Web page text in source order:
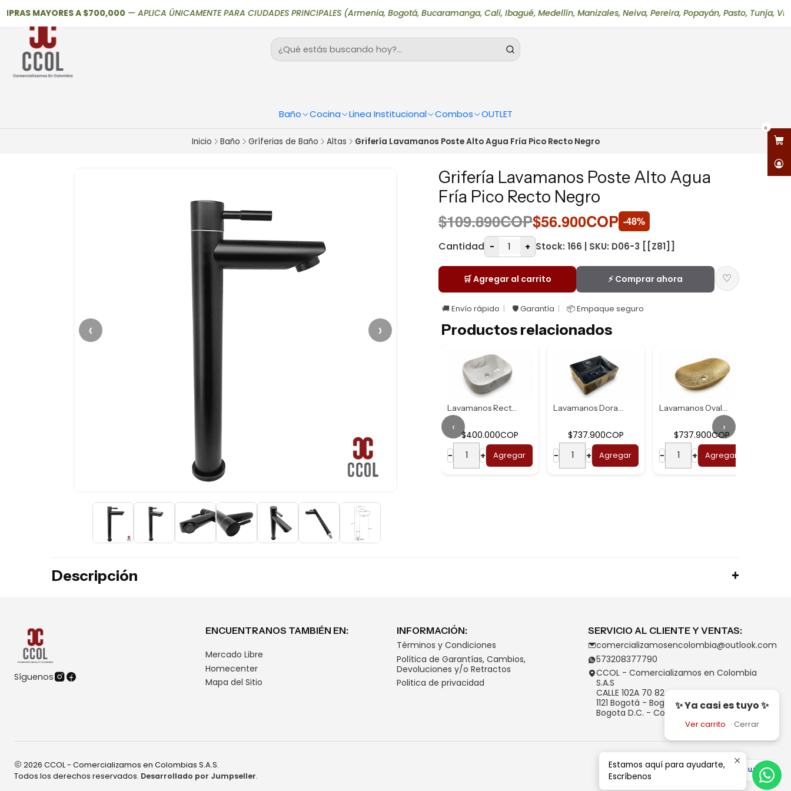
Baño Cocina Linea Institucional Combos OUTLET
0
MAYORES A $700,000—APLICA ÚNICAMENTE PARA CIUDADES PRINCIPALES (Armenia, Bogotá, Bucaramanga, Cali, Ibagué, Medellín, Manizales, Neiva, Pereira, Popayán, Pasto, Tunja,
Inicio Baño Gríferias de Baño Altas Grifería Lavamanos Poste Alto Agua Fría Pico Recto Negro
‹ ›
Grifería Lavamanos Poste Alto Agua
Fría Pico Recto Negro
$109.890COP$56.900COP -48%
Cantidad - + Stock: 166 | SKU: D06-3 [[Z81]]
🛒 Agregar al carrito ⚡ Comprar ahora ♡
🚚 Envío rápido 🛡️ Garantía 📦 Empaque seguro
Productos relacionados
$703.900COP
$400.000COP
−
+ Agregar
$737.900COP
−
+ Agregar
$737.900COP
−
+ Agregar
‹ ›
Descripción
✨ Ya casi es tuyo ✨
Ver carrito · Cerrar
Síguenos
ENCUENTRANOS TAMBIÉN EN:
Mercado Libre
Homecenter
Mapa del Sitio
INFORMACIÓN:
Términos y Condiciones
Política de Garantías, Cambios,
Devoluciones y/o Retractos
Politica de privacidad
SERVICIO AL CLIENTE Y VENTAS:
comercializamosencolombia@outlook.com
573208377790
CCOL - Comercializamos en Colombia
S.A.S
CALLE 102A 70 82
1121 Bogotá - Bogotá D.C.
Bogota D.C. - Colombia
2026 CCOL - Comercializamos en Colombias S.A.S.
Todos los derechos reservados. Desarrollado por Jumpseller.
Estamos aquí para ayudarte,
Escríbenos